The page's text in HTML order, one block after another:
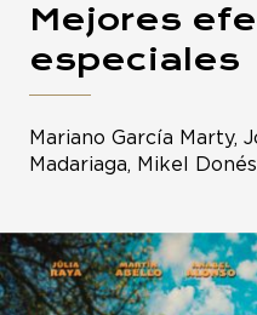
Mejores
especiales
Mariano García Marty,
Madariaga, Mikel Donés